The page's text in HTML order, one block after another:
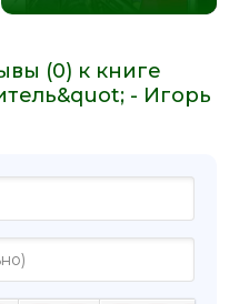
(0) к книге
- Игорь